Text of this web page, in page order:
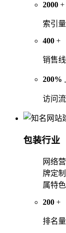
2000 +
索引量
400 +
销售
200%
访问
包装行业
网络
牌定
属特色
200 +
排名量